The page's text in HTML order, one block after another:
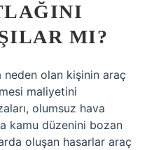
MI?
neden olan kişinin araç
maliyetini
olumsuz hava
kamu düzenini bozan
oluşan hasarlar araç